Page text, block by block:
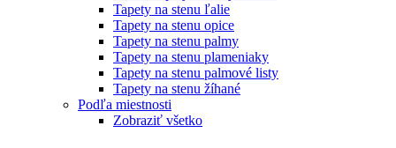
Tapety na stenu ľalie
Tapety na stenu opice
Tapety na stenu palmy
Tapety na stenu plameniaky
Tapety na stenu palmové listy
Tapety na stenu žíhané
Podľa miestnosti
Zobraziť všetko